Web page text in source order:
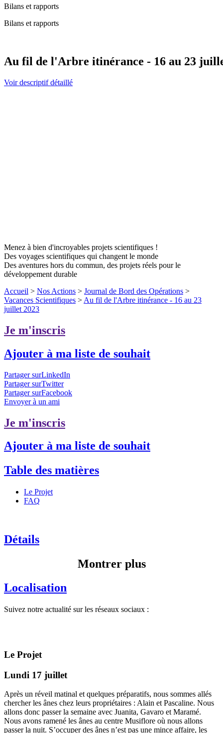
Bilans et rapports
Bilans et rapports
Au fil de l'Arbre itinérance - 16 au 23
Voir descriptif détaillé
Menez à bien d'incroyables projets scientifiques !
Des voyages scientifiques qui changent le monde
Des aventures hors du commun, des projets réels pour le
développement durable
Accueil > Nos Actions > Journal de Bord des Opérations >
Vacances Scientifiques > Au fil de l'Arbre itinérance - 16 au 23
juillet 2023
Je m'inscris
Ajouter à ma liste de souhait
Partager surLinkedIn
Partager surTwitter
Partager surFacebook
Envoyer à un ami
Je m'inscris
Ajouter à ma liste de souhait
Table des matières
Le Projet
FAQ
Détails
Montrer plus
Localisation
Suivez notre actualité sur les réseaux sociaux :
Le Projet
Lundi 17 juillet
Après un réveil matinal et quelques préparatifs, nous sommes allés
chercher les ânes chez leurs propriétaires : Alain et Pascaline. Nous
allons donc passer la semaine avec Juanita, Gavaro et Maramé.
Nous avons ramené les ânes au centre Musiflore où nous allons
passer la nuit. S’occuper des ânes n’est pas une mince affaire, les